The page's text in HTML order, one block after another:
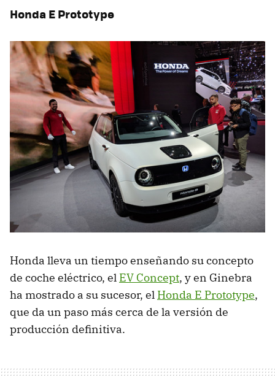
Honda E Prototype
Honda lleva un tiempo enseñando su concepto
de coche eléctrico, el EV Concept, y en Ginebra
ha mostrado a su sucesor, el Honda E Prototype,
que da un paso más cerca de la versión de
producción definitiva.